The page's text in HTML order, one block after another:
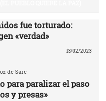
fue torturado:
«verdad»
13/02/2023
de Sare
para paralizar el paso
y presas»